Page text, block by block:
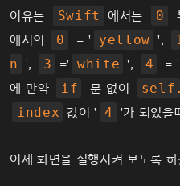
이유는 Swift 에서는 0
에서의
0 = ' yellow ',
n ', 3 =' white ', 4 = '
에 만약
if 문 없이
index 값이 ' 4 '가 되었
이제 화면을 실행시켜 보도록